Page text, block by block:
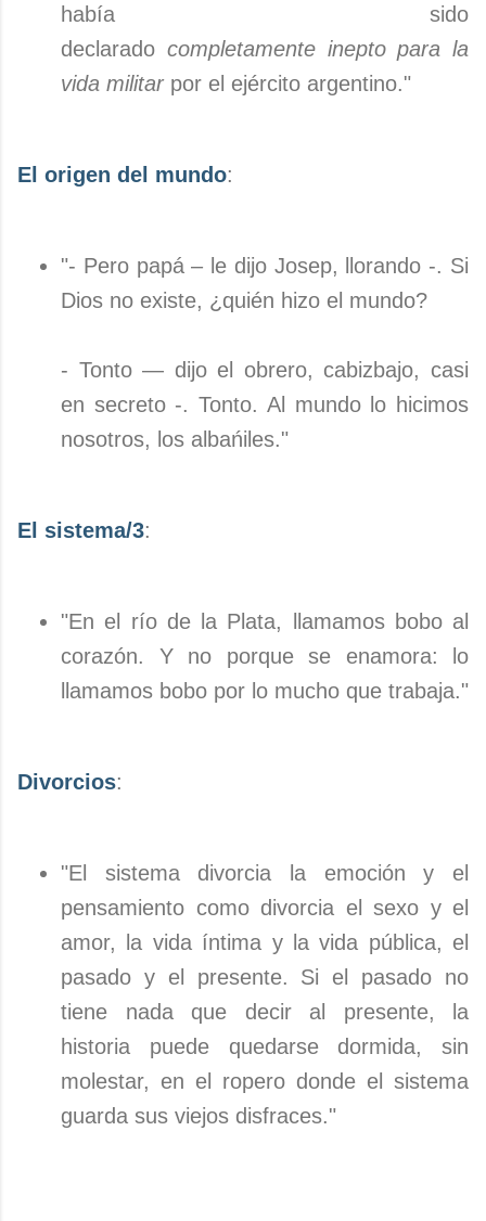
había sido
declarado completamente inepto para la
vida militar por el ejército argentino."
El origen del mundo:
"- Pero papá – le dijo Josep, llorando -. Si
Dios no existe, ¿quién hizo el mundo?
- Tonto — dijo el obrero, cabizbajo, casi
en secreto -. Tonto. Al mundo lo hicimos
nosotros, los albańiles."
El sistema/3:
"En el río de la Plata, llamamos bobo al
corazón. Y no porque se enamora: lo
llamamos bobo por lo mucho que trabaja."
Divorcios:
"El sistema divorcia la emoción y el
pensamiento como divorcia el sexo y el
amor, la vida íntima y la vida pública, el
pasado y el presente. Si el pasado no
tiene nada que decir al presente, la
historia puede quedarse dormida, sin
molestar, en el ropero donde el sistema
guarda sus viejos disfraces."